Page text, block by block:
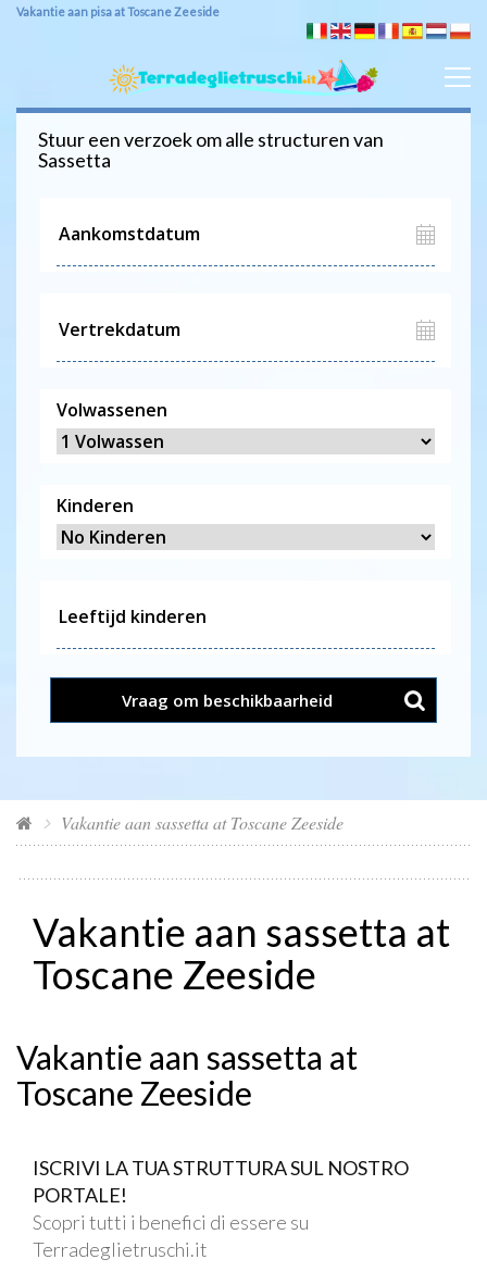
Vakantie aan pisa at Toscane Zeeside
Stuur een verzoek om alle structuren van
Sassetta
Volwassenen
Kinderen
Vraag om beschikbaarheid
Vakantie aan sassetta at Toscane Zeeside
Vakantie aan sassetta at
Toscane Zeeside
Vakantie aan sassetta at
Toscane Zeeside
ISCRIVI LA TUA STRUTTURA SUL NOSTRO
PORTALE!
Scopri tutti i benefici di essere su
Terradeglietruschi.it